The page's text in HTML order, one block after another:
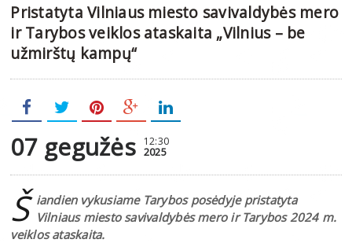
Pristatyta Vilniaus miesto savivaldybės mero
ir Tarybos veiklos ataskaita „Vilnius – be
užmirštų kampų“
07 gegužės 12:30
2025
Š iandien vykusiame Tarybos posėdyje pristatyta
Vilniaus miesto savivaldybės mero ir Tarybos 2024 m.
veiklos ataskaita.